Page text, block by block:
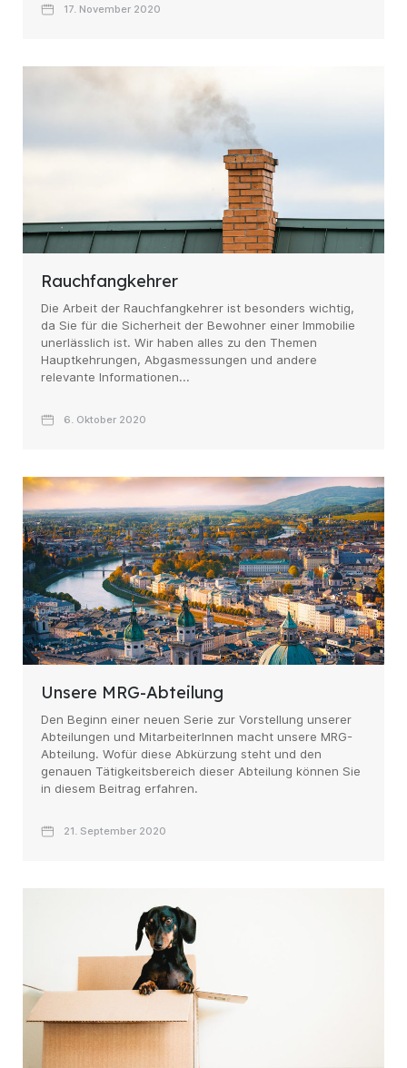
17. November 2020
Rauchfangkehrer
Die Arbeit der Rauchfangkehrer ist besonders wichtig,
da Sie für die Sicherheit der Bewohner einer Immobilie
unerlässlich ist. Wir haben alles zu den Themen
Hauptkehrungen, Abgasmessungen und andere
relevante Informationen...
6. Oktober 2020
Unsere MRG-Abteilung
Den Beginn einer neuen Serie zur Vorstellung unserer
Abteilungen und MitarbeiterInnen macht unsere MRG-
Abteilung. Wofür diese Abkürzung steht und den
genauen Tätigkeitsbereich dieser Abteilung können Sie
in diesem Beitrag erfahren.
21. September 2020